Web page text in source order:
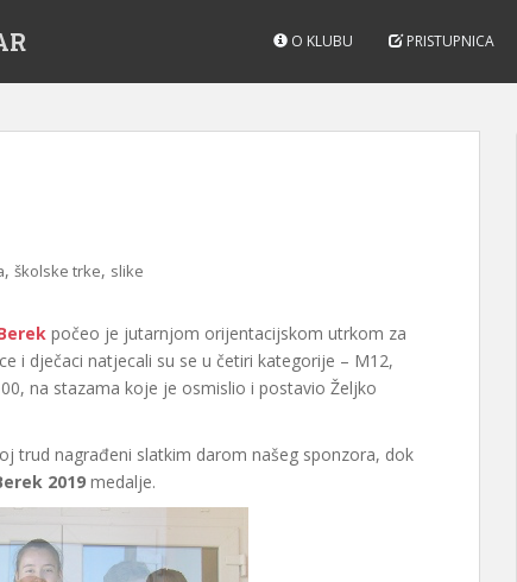
O KLUBU PRISTUPNICA
, školske trke, slike
počeo je jutarnjom orijentacijskom utrkom za
i dječaci natjecali su se u četiri kategorije – M12,
na stazama koje je osmislio i postavio Željko
trud nagrađeni slatkim darom našeg sponzora, dok
2019 medalje.